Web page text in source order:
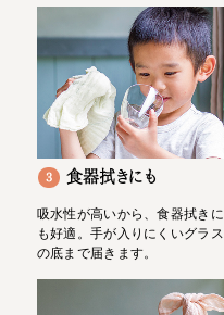
3 食器拭きにも
吸水性が高いから、食器拭きに
も好適。手が入りにくいグラス
の底まで届きます。